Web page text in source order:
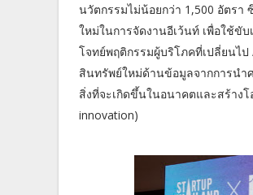
นวัตกรรมไม่น้อยกว่า 1,500 อัตรา
ใหม่ในการจัดงานอีเว้นท์ เพื่อใช้ขั
โจทย์พฤติกรรมผู้บริโภคที่เปลี่ยนไ
สินทรัพย์ใหม่ด้านข้อมูลจากการนำ
สิ่งที่จะเกิดขึ้นในอนาคตและสร้าง
innovation)